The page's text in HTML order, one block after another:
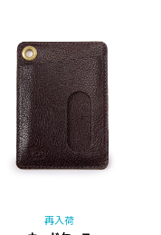
再入荷